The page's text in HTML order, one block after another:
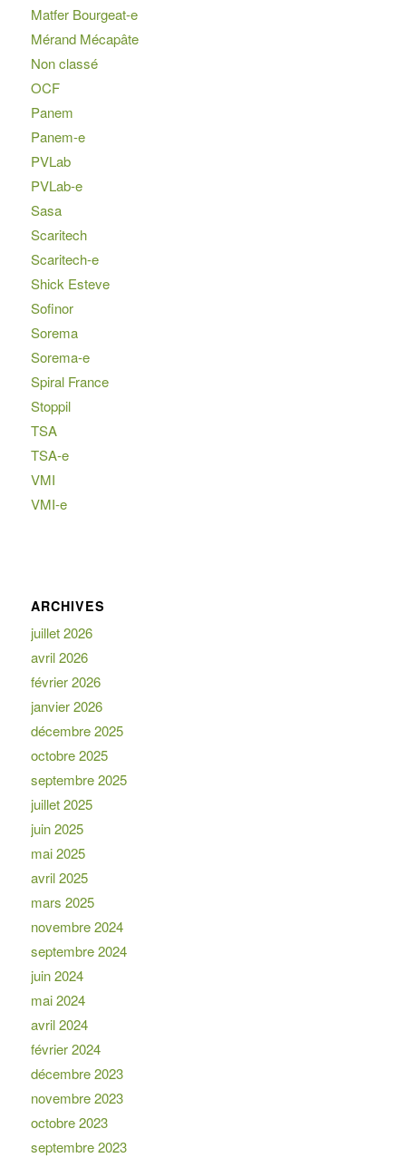
Matfer Bourgeat-e
Mérand Mécapâte
Non classé
OCF
Panem
Panem-e
PVLab
PVLab-e
Sasa
Scaritech
Scaritech-e
Shick Esteve
Sofinor
Sorema
Sorema-e
Spiral France
Stoppil
TSA
TSA-e
VMI
VMI-e
ARCHIVES
juillet 2026
avril 2026
février 2026
janvier 2026
décembre 2025
octobre 2025
septembre 2025
juillet 2025
juin 2025
mai 2025
avril 2025
mars 2025
novembre 2024
septembre 2024
juin 2024
mai 2024
avril 2024
février 2024
décembre 2023
novembre 2023
octobre 2023
septembre 2023